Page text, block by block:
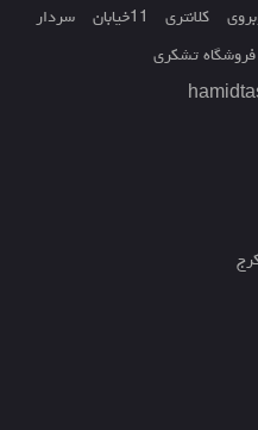
کرج - خیابان بهشتی روبروی کلانتری 11خیابان سردار
فروشگاه تشکری